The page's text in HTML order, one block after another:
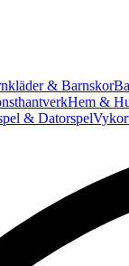
& Barnskor
Hem &
& Datorspel